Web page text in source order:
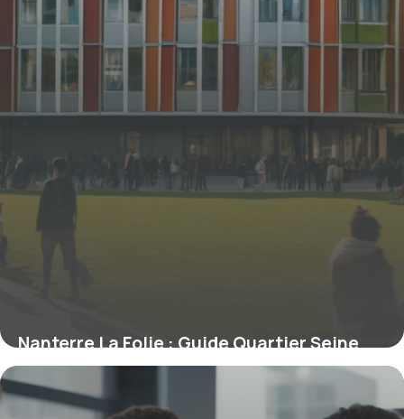
Nanterre La Folie : Guide Quartier Seine
2026
29 octobre 2025